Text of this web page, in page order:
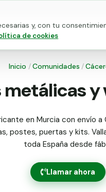
y, con tu
de cookies
Puertas para vallado
Inicio /Comunidades /
metálicas
en Murcia con envío
postes, puertas y kits.
toda España desde
Llamar ahora